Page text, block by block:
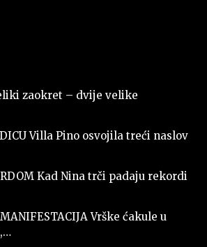
zaokret – dvije velike
DICU Villa Pino osvojila treći naslov
Kad Nina trči padaju rekordi
Vrške ćakule u